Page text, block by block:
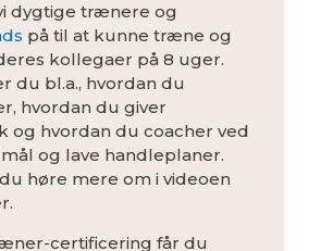
dygtige trænere og
på til at kunne træne og
kollegaer på 8 uger.
du bl.a., hvordan du
hvordan du giver
og hvordan du coacher ved
og lave handleplaner.
høre mere om i videoen
certificering får du